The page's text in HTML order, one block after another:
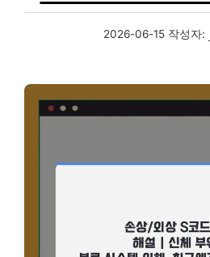
2026-06-15 작성자: